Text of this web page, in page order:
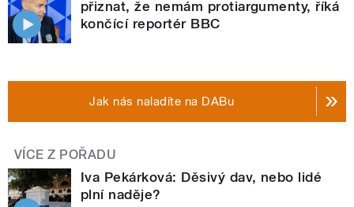
přiznat, že nemám protiargumenty, říká
končící reportér BBC
Jak nás naladíte na DABu
VÍCE Z POŘADU
Iva Pekárková: Děsivý dav, nebo lidé
plní naděje?